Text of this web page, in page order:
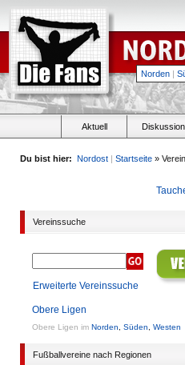
Norden |
Aktuell
Du bist hier: Nordost | Startseite »
Vereinssuche
Erweiterte Vereinssuche
Obere Ligen
Obere Ligen im Norden Süden Westen
Fußballvereine nach Regionen